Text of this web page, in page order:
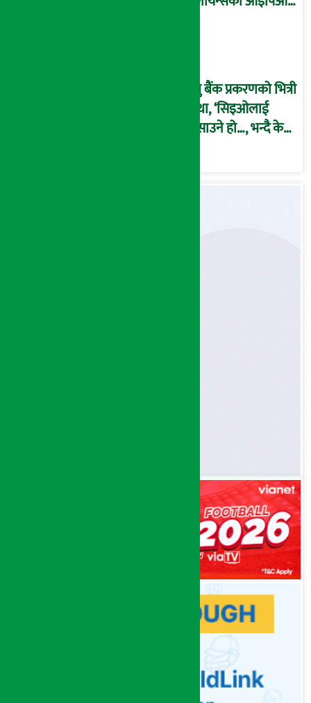
प्रभु बैंक प्रकरणको भित्री
कथा, ‘सिइओलाई
फसाउने हो…, भन्दै के